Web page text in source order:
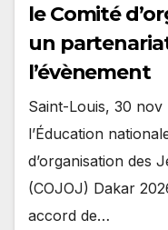
le Comité
un
l’évènement
Saint-Louis, 30 nov
l’Éducation
d’organisation des
(COJOJ) Dakar
accord de…